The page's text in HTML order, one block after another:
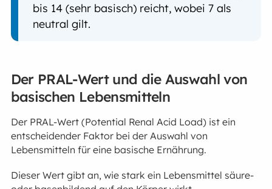
bis 14 (sehr basisch) reicht, wobei 7 als
neutral gilt.
Der PRAL-Wert und die Auswahl von
basischen Lebensmitteln
Der PRAL-Wert (Potential Renal Acid Load) ist ein
entscheidender Faktor bei der Auswahl von
Lebensmitteln für eine basische Ernährung.
Dieser Wert gibt an, wie stark ein Lebensmittel säure-